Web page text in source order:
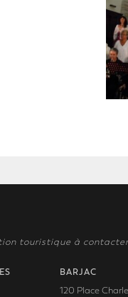
touristique à
BARJAC
120 Place